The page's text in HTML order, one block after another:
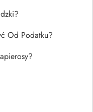
Od Podatku?